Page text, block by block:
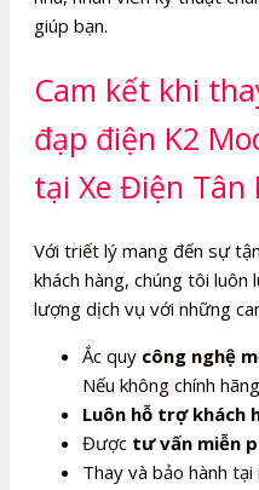
giúp bạn.
Cam kết khi
đạp điện K2
tại Xe Điện Tân
Với triết lý mang đến sự
khách hàng, chúng tôi
lượng dịch vụ với những
Ắc quy công nghệ
Nếu không chính
Luôn hỗ trợ khách
Được tư vấn miễn
Thay và bảo hành tại